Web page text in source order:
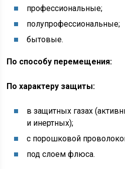
профессиональные;
полупрофессиональные;
бытовые.
По способу перемещения:
По характеру защиты:
в защитных газах
и инертных);
с порошковой
под слоем флюса.